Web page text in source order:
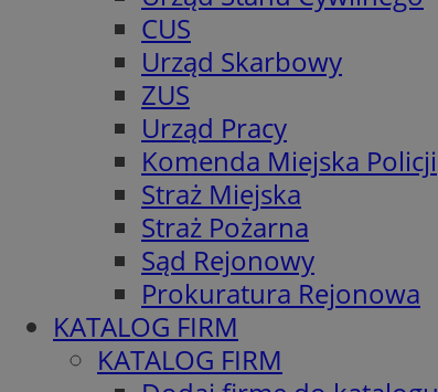
CUS
Urząd Skarbowy
ZUS
Urząd Pracy
Komenda Miejska Policji
Straż Miejska
Straż Pożarna
Sąd Rejonowy
Prokuratura Rejonowa
KATALOG FIRM
KATALOG FIRM